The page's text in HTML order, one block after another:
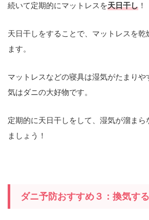
続いて定期的にマットレスを天日干し ！
天日干しをすることで、マットレスを乾
ます。
マットレスなどの寝具は湿気がたまりや
気はダニの大好物です。
定期的に天日干しをして、湿気が溜まら
ましょう！
ダニ予防おすすめ３：換気する